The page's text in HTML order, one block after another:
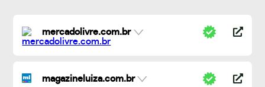
mercadolivre.com.br
magazineluiza.com.br